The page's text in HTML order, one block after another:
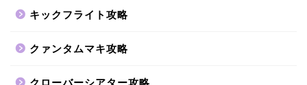
キックフライト攻略
クァンタムマキ攻略
クローバーシアター攻略